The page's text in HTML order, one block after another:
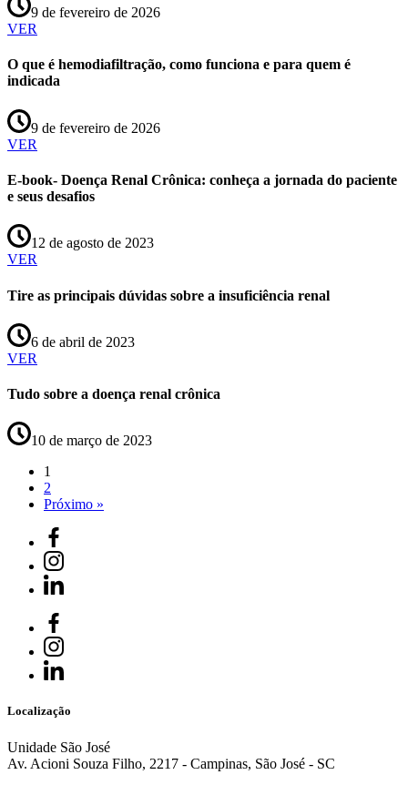
9 de fevereiro de 2026
VER
O que é hemodiafiltração, como funciona e para quem é
indicada
9 de fevereiro de 2026
VER
E-book- Doença Renal Crônica: conheça a jornada do paciente
e seus desafios
12 de agosto de 2023
VER
Tire as principais dúvidas sobre a insuficiência renal
6 de abril de 2023
VER
Tudo sobre a doença renal crônica
10 de março de 2023
1
2
Próximo »
Localização
Unidade São José
Av. Acioni Souza Filho, 2217 - Campinas, São José - SC